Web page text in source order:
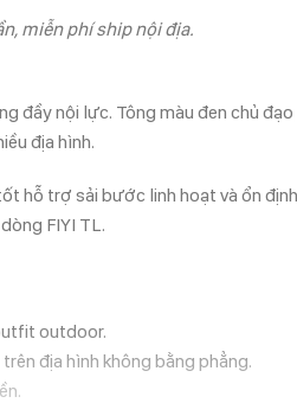
miễn phí ship nội địa.
đầy nội lực. Tông màu đen chủ
địa hình.
hỗ trợ sải bước linh hoạt và ổn
FIYI TL.
outdoor.
địa hình không bằng phẳng.